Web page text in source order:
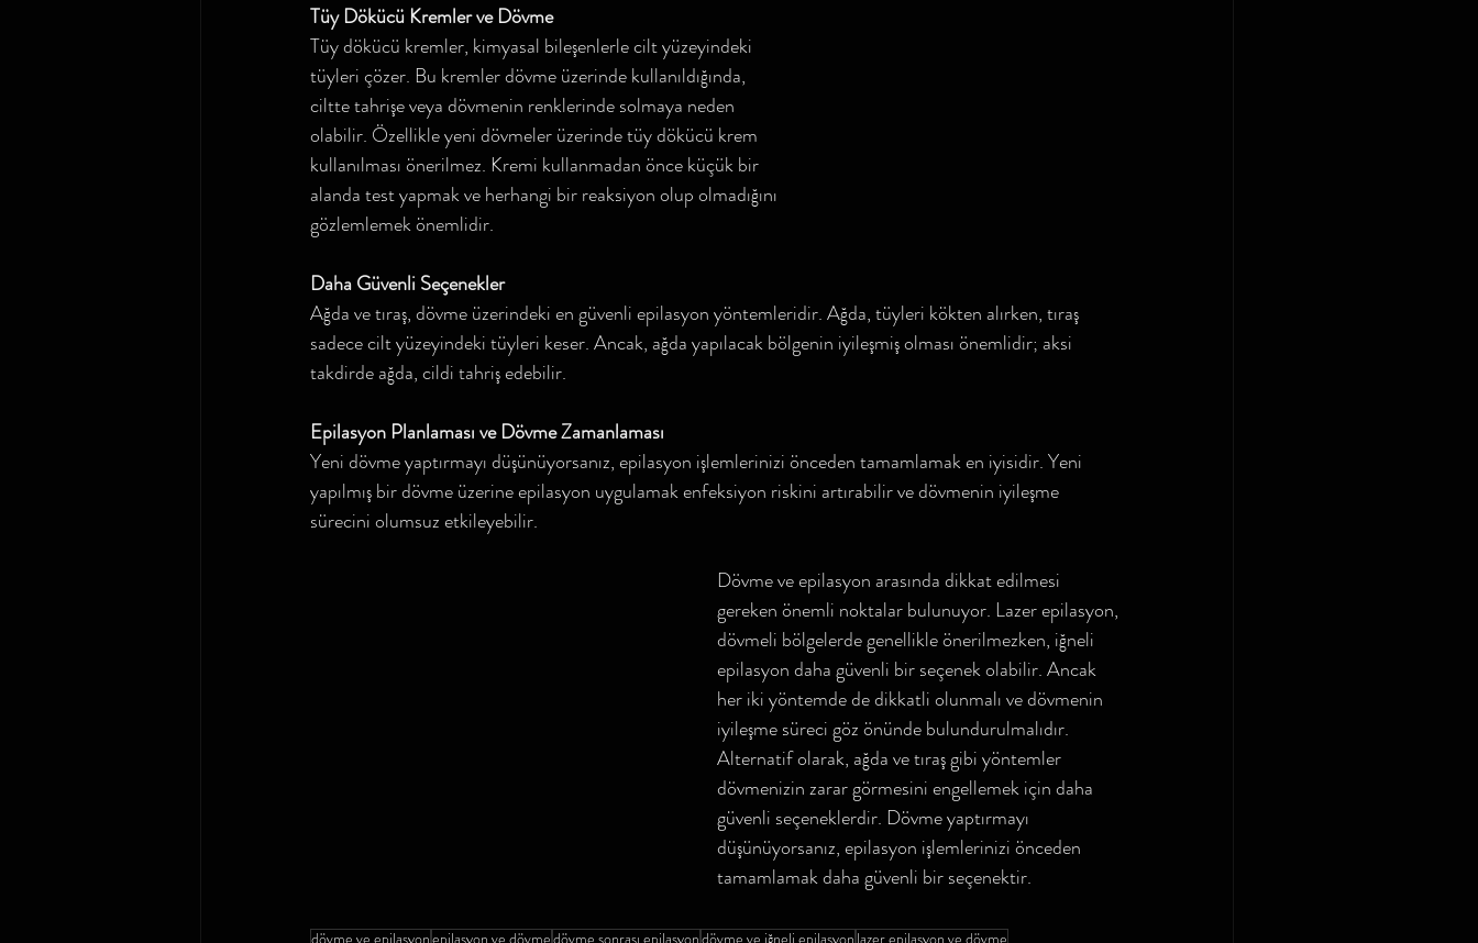
Tüy Dökücü Kremler ve Dövme
Tüy dökücü kremler, kimyasal bileşenlerle cilt yüzeyindeki
tüyleri çözer. Bu kremler dövme üzerinde kullanıldığında,
ciltte tahrişe veya dövmenin renklerinde solmaya neden
olabilir. Özellikle yeni dövmeler üzerinde tüy dökücü krem
kullanılması önerilmez. Kremi kullanmadan önce küçük bir
alanda test yapmak ve herhangi bir reaksiyon olup olmadığını
gözlemlemek önemlidir.
Daha Güvenli Seçenekler
Ağda ve tıraş, dövme üzerindeki en güvenli epilasyon yöntemleridir. Ağda, tüyleri kökten alırken, tıraş
sadece cilt yüzeyindeki tüyleri keser. Ancak, ağda yapılacak bölgenin iyileşmiş olması önemlidir; aksi
takdirde ağda, cildi tahriş edebilir.
Epilasyon Planlaması ve Dövme Zamanlaması
Yeni dövme yaptırmayı düşünüyorsanız, epilasyon işlemlerinizi önceden tamamlamak en iyisidir. Yeni
yapılmış bir dövme üzerine epilasyon uygulamak enfeksiyon riskini artırabilir ve dövmenin iyileşme
sürecini olumsuz etkileyebilir.
Dövme ve epilasyon arasında dikkat edilmesi
gereken önemli noktalar bulunuyor. Lazer epilasyon,
dövmeli bölgelerde genellikle önerilmezken, iğneli
epilasyon daha güvenli bir seçenek olabilir. Ancak
her iki yöntemde de dikkatli olunmalı ve dövmenin
iyileşme süreci göz önünde bulundurulmalıdır.
Alternatif olarak, ağda ve tıraş gibi yöntemler
dövmenizin zarar görmesini engellemek için daha
güvenli seçeneklerdir. Dövme yaptırmayı
düşünüyorsanız, epilasyon işlemlerinizi önceden
tamamlamak daha güvenli bir seçenektir.
dövme ve epilasyonepilasyon ve dövmedövme sonrası epilasyondövme ve iğneli epilasyon lazer epilasyon ve dövme